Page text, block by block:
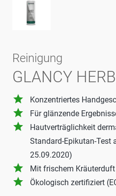
Reinigung
GLANCY
grade Konzentriertes
grade Für glänzende
grade
Hautverträglichkeit
Standard-Epikutan-Test
25.09.2020)
grade Mit frischem Kräuterduft
grade Ökologisch zertifiziert